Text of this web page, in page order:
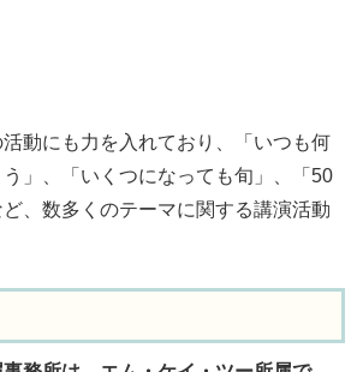
動にも力を入れており、「いつも何
」、「いくつになっても旬」、「50
、数多くのテーマに関する講演活動